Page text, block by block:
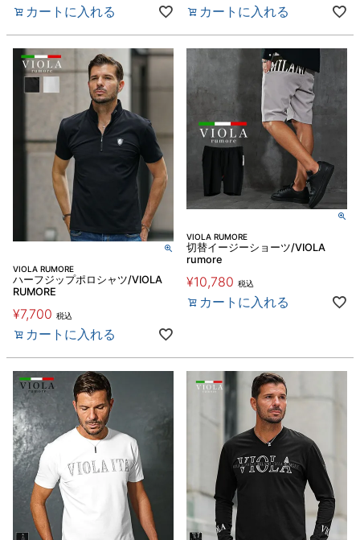
カートに入れる カートに入れる
VIOLA RUMORE
ハーフジップポロシャツ/VIOLA
RUMORE
¥7,700 税込
カートに入れる
VIOLA RUMORE
切替イージーショーツ/VIOLA
rumore
¥10,780 税込
カートに入れる